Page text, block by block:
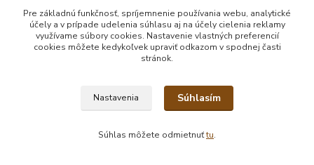
Obchodné podmienky
Cenník dopravy
Poštovné zdarma
Balíme ekologicky
Pre základnú funkčnosť, spríjemnenie používania webu, analytické
účely a v prípade udelenia súhlasu aj na účely cielenia reklamy
využívame súbory cookies. Nastavenie vlastných preferencií
cookies môžete kedykoľvek upraviť odkazom v spodnej časti
stránok.
Nastavenia Súhlasím
Súhlas môžete odmietnuťtu.